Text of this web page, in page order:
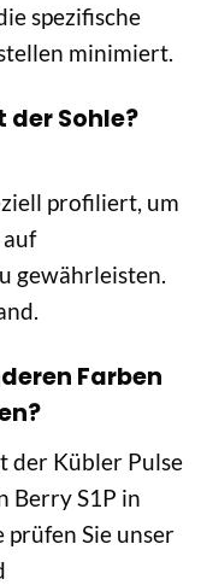
spezifische
minimiert.
Sohle?
profiliert, um
gewährleisten.
Farben
der Kübler Pulse
Berry S1P in
prüfen Sie unser